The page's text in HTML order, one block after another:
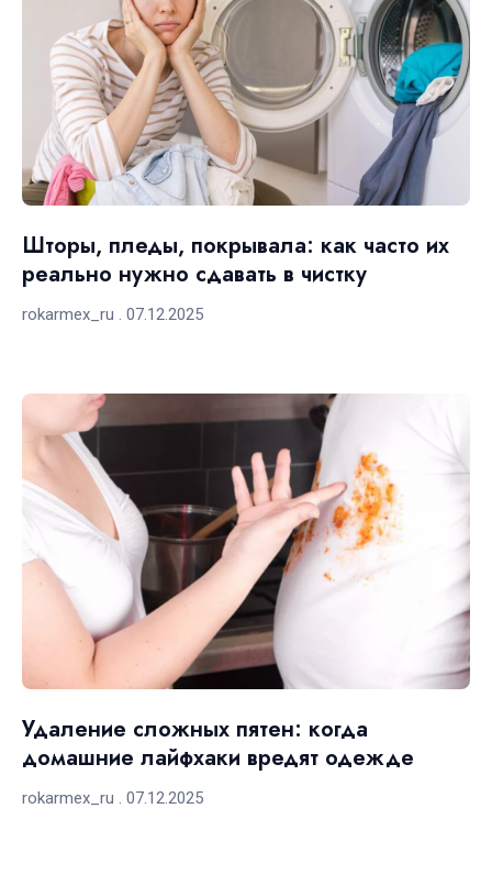
Шторы, пледы, покрывала: как часто их
реально нужно сдавать в чистку
rokarmex_ru 07.12.2025
Удаление сложных пятен: когда
домашние лайфхаки вредят одежде
rokarmex_ru 07.12.2025